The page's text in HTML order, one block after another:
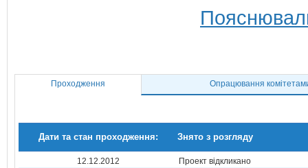
Проходження Опрацювання
Дати та стан проходження: Знято з розгляду
12.12.2012
Проект відкликано